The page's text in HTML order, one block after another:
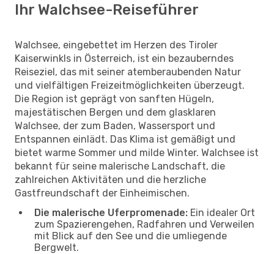
Ihr Walchsee-Reiseführer
Walchsee, eingebettet im Herzen des Tiroler
Kaiserwinkls in Österreich, ist ein bezauberndes
Reiseziel, das mit seiner atemberaubenden Natur
und vielfältigen Freizeitmöglichkeiten überzeugt.
Die Region ist geprägt von sanften Hügeln,
majestätischen Bergen und dem glasklaren
Walchsee, der zum Baden, Wassersport und
Entspannen einlädt. Das Klima ist gemäßigt und
bietet warme Sommer und milde Winter. Walchsee ist
bekannt für seine malerische Landschaft, die
zahlreichen Aktivitäten und die herzliche
Gastfreundschaft der Einheimischen.
Die malerische Uferpromenade: Ein idealer Ort
zum Spazierengehen, Radfahren und Verweilen
mit Blick auf den See und die umliegende
Bergwelt.